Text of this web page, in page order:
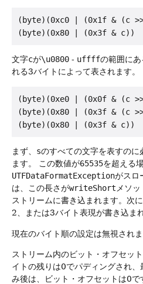
(byte)(0xc0 | (0x1f & (c
文字cが\u0800 - uffffの範囲に
れる3バイトによって表されます。
(byte)(0xe0 | (0x0f & (c
(byte)(0x80 | (0x3f & (c
まず、 sのすべての文字を表すの
ます。
この数値が65535を超える
UTFDataFormatExceptionがスロ
は、この長さがwriteShort メソ
ストリームに書き込まれます。次
2、または3バイト表現が書き込ま
現在のバイト順の設定は無視されま
ストリーム内のビット・オフセッ
イトの残りは0でパディングされ、
み後は、ビット・オフセットは0で